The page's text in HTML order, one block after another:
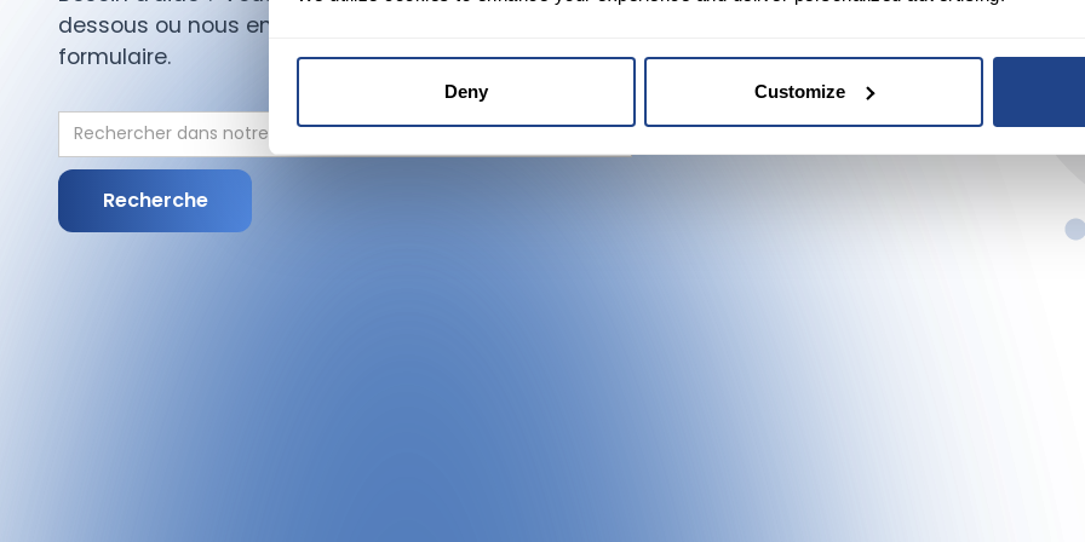
Deny Customize
dessous ou nous envoyer un message en utilisant le
formulaire.